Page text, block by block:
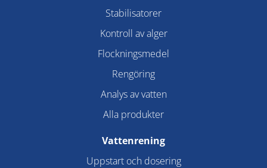
Stabilisatorer
Kontroll av alger
Flockningsmedel
Rengöring
Analys av vatten
Alla produkter
Vattenrening
Uppstart och dosering